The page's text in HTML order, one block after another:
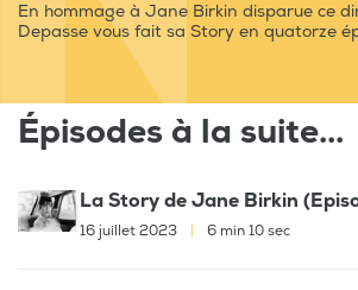
En hommage à Jane Birkin disparue ce
Depasse vous fait sa Story en quatorze
Épisodes à la suite...
La Story de Jane Birkin
16 juillet 2023 6 min 10 sec